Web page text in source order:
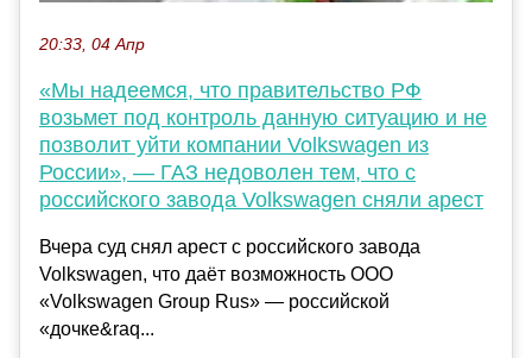
20:33, 04 Апр
«Мы надеемся, что правительство РФ
возьмет под контроль данную ситуацию и не
позволит уйти компании Volkswagen из
России», — ГАЗ недоволен тем, что с
российского завода Volkswagen сняли арест
Вчера суд снял арест с российского завода
Volkswagen, что даёт возможность OOO
«Volkswagen Group Rus» — российской
«дочке&raq...